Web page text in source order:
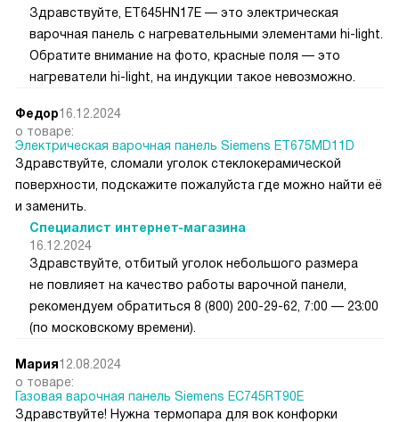
Здравствуйте, ET645HN17E — это электрическая
варочная панель с нагревательными элементами hi-light.
Обратите внимание на фото, красные поля — это
нагреватели hi-light, на индукции такое невозможно.
Федор16.12.2024
о товаре:
Электрическая варочная панель Siemens ET675MD11D
Здравствуйте, сломали уголок стеклокерамической
поверхности, подскажите пожалуйста где можно найти её
и заменить.
Специалист интернет-магазина
16.12.2024
Здравствуйте, отбитый уголок небольшого размера
не повлияет на качество работы варочной панели,
рекомендуем обратиться 8 (800) 200-29-62, 7:00 — 23:00
(по московскому времени).
Мария12.08.2024
о товаре:
Газовая варочная панель Siemens EC745RT90E
Здравствуйте! Нужна термопара для вок конфорки